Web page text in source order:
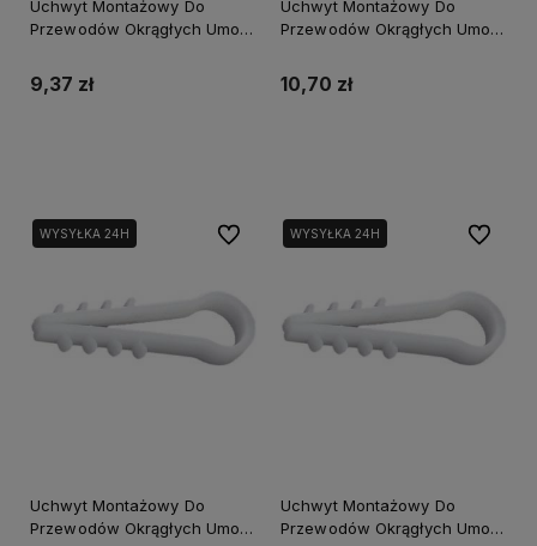
Uchwyt Montażowy Do
Przewodów Okrągłych Umo-
9,37 zł
Uchwyt Montażowy Do
Przewodów Okrągłych Umo-
10,70 zł
WYSYŁKA 24H
Uchwyt Montażowy Do
Przewodów Okrągłych Umo-
Do ulubionychWYSYŁKA 24H
Uchwyt Montażowy Do
Przewodów Okrągłych Umo-
Do